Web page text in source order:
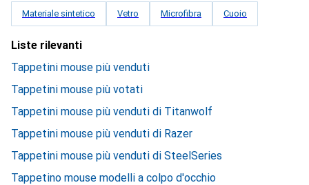
Materiale sintetico Vetro Microfibra Cuoio
Liste rilevanti
Tappetini mouse più venduti
Tappetini mouse più votati
Tappetini mouse più venduti di Titanwolf
Tappetini mouse più venduti di Razer
Tappetini mouse più venduti di SteelSeries
Tappetino mouse modelli a colpo d'occhio